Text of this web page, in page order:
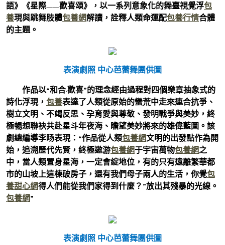
語》《星際——歡喜頌》，以一系列意象化的舞臺視覺浮包
養現與跳舞肢體包養網解讀，詮釋人類命運配包養行情合體
的主題。
表演劇照 中心芭蕾舞團供圖
作品以“和合·歡喜”的理念經由過程對四個樂章抽象式的
詩化浮現， 包養表達了人類從原始的蠻荒中走來連合抗爭、
樹立文明、不竭反思、孕育愛與尊敬、發明戰爭與美妙，終
極暢想聯袂共赴星斗年夜海、瞻望美妙將來的雄偉藍圖。該
劇總編導李旸表現：“作品從人類包養網文明的出發點作為開
始，追溯歷代先賢，終極遨游包養網于宇宙萬物包養網之
中，當人類置身星海，一定會綻地位，有的只有遠離繁華都
市的山坡上這棟破房子，還有我們母子兩人的生活，你覺包
養甜心網得人們能從我們家得到什麼？”放出其殘暴的光線。
包養網”
表演劇照 中心芭蕾舞團供圖